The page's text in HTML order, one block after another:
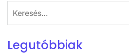
Legutóbbiak